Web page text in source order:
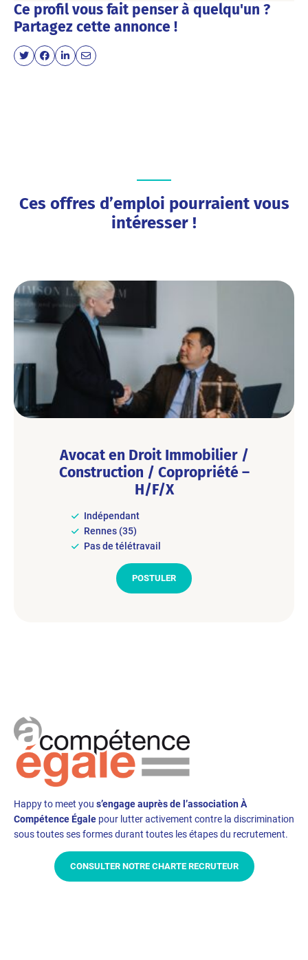
Ce profil vous fait penser à quelqu'un ?
Partagez cette annonce !
Ces offres d’emploi pourraient vous
intéresser !
Avocat en Droit Immobilier /
Construction / Copropriété –
H/F/X
Indépendant
Rennes (35)
Pas de télétravail
POSTULER
Happy to meet you s’engage auprès de l’association À
Compétence Égale pour lutter activement contre la discrimination
sous toutes ses formes durant toutes les étapes du recrutement.
CONSULTER NOTRE CHARTE RECRUTEUR